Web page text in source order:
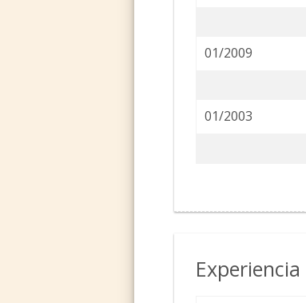
01/2009
01/2003
Experiencia